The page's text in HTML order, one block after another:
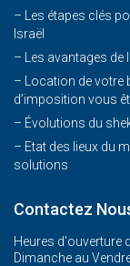
– Les étapes clés
Israël
– Les avantages de
– Location de votre
d’imposition vous
– Évolutions du
– Etat des lieux du
solutions
Contactez
Heures d'ouverture
Dimanche au